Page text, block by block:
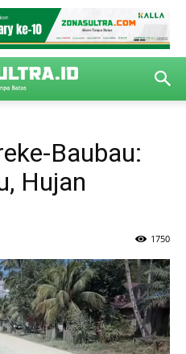
Baubau:
Hujan
1750